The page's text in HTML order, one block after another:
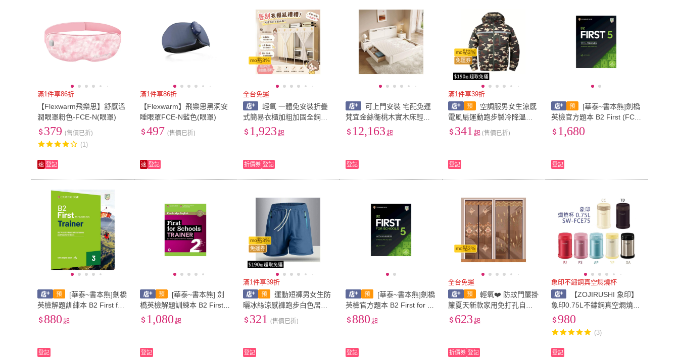
及以上 3 及以上 及以上
滿1件享86折
【Flexwarm飛樂思】舒感溫
潤眼罩粉色-FCE-N(眼罩)
379 (售價已折)
(1)
速 登記
滿1件享86折
【Flexwarm】飛樂思黑洞安
睡眼罩FCE-N藍色(眼罩)
497 (售價已折)
速 登記
mo點3%
全台免運
輕氧 一體免安裝折疊
式簡易衣櫃加粗加固全鋼架
臥室家用[大量現貨] fce
1,923 起
折價券 登記
可上門安裝 宅配免運
梵宜金絲衚桃木實木床輕奢
現代簡約1.8x2雙人床1.5米
家用儲物婚床 FCE9
12,163 起
登記
mo點3%
免運券
滿1件享39折
空調服男女生涼感
電風扇運動跑步製冷降溫水
冷背心工作服抗uv防曬薄外
套登山吸濕排汗大尺碼男裝
魚越野路跑無袖馬甲背心夾
克 父親節禮物送禮精選 fce
341 起 (售價已折)
登記
[華泰~書本熊]劍橋
英檢官方題本 B2 First (FCE)
5 附解答及聽力版 97810092
72940
1,680
登記
[華泰~書本熊]劍橋
英檢解題訓練本 B2 First for
Schools (FCE) Trainer 3
880 起
登記
[華泰~書本熊] 劍
橋英檢解題訓練本 B2 First f
or Schools (FCE) Trainer 2
1,080 起
登記
mo點3%
免運券
滿1件享39折
運動短褲男女生防
曬冰絲涼感褲跑步白色居家
休閒褲瑜珈褲中大尺碼女裝
短褲下著褲子寬鬆登山褲鬆
健身褲女 4fce4
321 (售價已折)
登記
[華泰~書本熊]劍橋
英檢官方題本 B2 First for Sc
hools (FCE) 5
880 起
登記
mo點3%
全台免運
輕氧❤️ 防蚊門簾掛
簾夏天新款家用免打孔自粘
紗窗沙門魔術貼紗門隔斷簾
623 起
折價券 登記
象印不鏽鋼真空燜燒杯
【ZOJIRUSHI 象印】
象印0.75L不鏽鋼真空燜燒杯
SW-FCE75 象印 象印悶燒杯
罐 保溫罐
980
(3)
登記